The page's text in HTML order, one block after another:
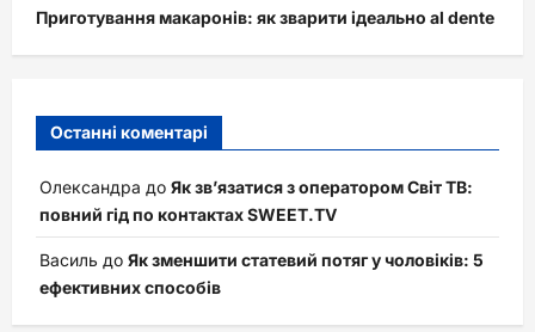
Приготування макаронів: як зварити ідеально al dente
Останні коментарі
Олександра до Як зв’язатися з оператором Світ ТВ:
повний гід по контактах SWEET.TV
Василь до Як зменшити статевий потяг у чоловіків: 5
ефективних способів